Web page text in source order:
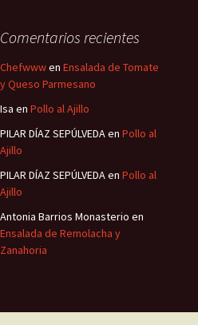
Comentarios recientes
Chefwwwen Ensalada de Tomate
y Queso Parmesano
Isa en Pollo al Ajillo
PILAR DÍAZ SEPÚLVEDAen Pollo al
Ajillo
PILAR DÍAZ SEPÚLVEDAen Pollo al
Ajillo
Antonia Barrios Monasterio en
Ensalada de Remolacha y
Zanahoria